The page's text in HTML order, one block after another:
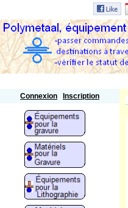
Connexion Inscription